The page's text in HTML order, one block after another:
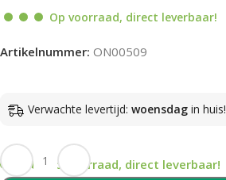
Op voorraad, direct leverbaar!
Artikelnummer: ON00509
Verwachte levertijd: woensdag in huis!
Op voorraad, direct leverbaar!